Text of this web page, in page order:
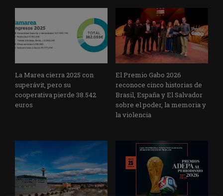
La Marea cierra 2025 con
superávit, pero su
cooperativa pierde 38.542
euros
El Premio Gabo 2026
reconoce cinco historias de
Brasil, España y El Salvador
sobre el poder, la memoria y
la violencia